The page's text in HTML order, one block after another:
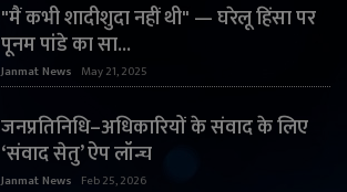
"मैं कभी शादीशुदा नहीं थी" — घरेलू हिंसा पर
पूनम पांडे का सा...
Janmat News May 21, 2025
जनप्रतिनिधि–अधिकारियों के संवाद के लिए
‘संवाद सेतु’ ऐप लॉन्च
Janmat News Feb 25, 2026